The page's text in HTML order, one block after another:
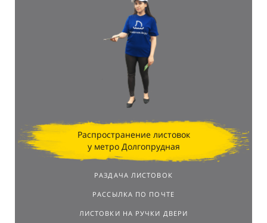
Распространение листовок
у метро Долгопрудная
РАЗДАЧА ЛИСТОВОК
РАССЫЛКА ПО ПОЧТЕ
ЛИСТОВКИ НА РУЧКИ ДВЕРИ